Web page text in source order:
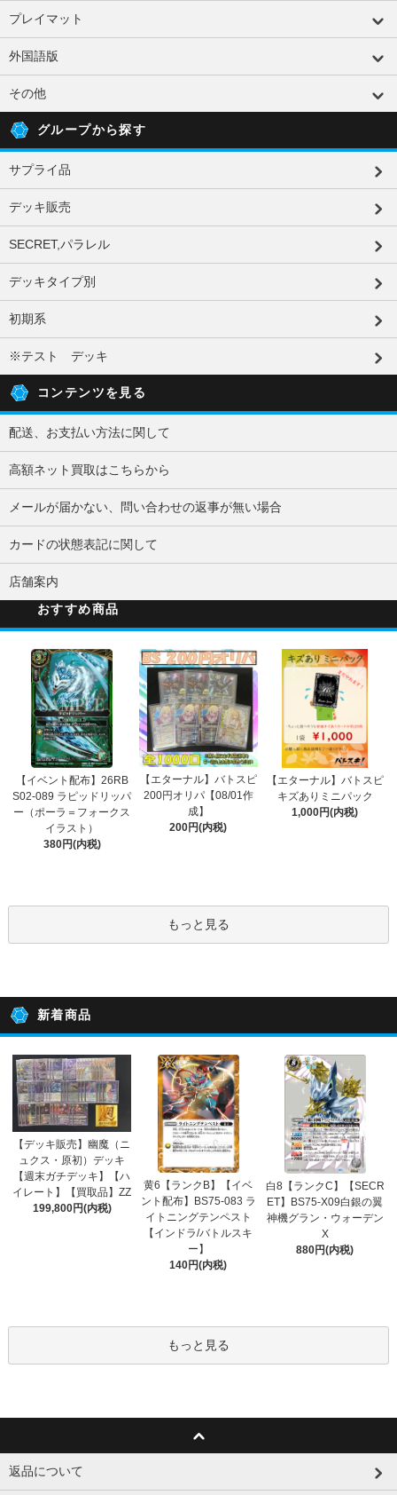
プレイマット
外国語版
その他
グループから探す
サプライ品
デッキ販売
SECRET,パラレル
デッキタイプ別
初期系
※テスト デッキ
コンテンツを見る
配送、お支払い方法に関して
高額ネット買取はこちらから
メールが届かない、問い合わせの返事が無い場合
カードの状態表記に関して
店舗案内
おすすめ商品
【イベント配布】26RB
S02-089 ラピッドリッパ
ー（ポーラ＝フォークス
イラスト）
380円(内税)
【エターナル】バトスピ
200円オリパ【08/01作
成】
200円(内税)
【エターナル】バトスピ
キズありミニパック
1,000円(内税)
もっと見る
新着商品
【デッキ販売】幽魔（ニ
ュクス・原初）デッキ
【週末ガチデッキ】【ハ
イレート】【買取品】ZZ
199,800円(内税)
黄6【ランクB】【イベ
ント配布】BS75-083 ラ
イトニングテンペスト
【インドラ/バトルスキ
ー】
140円(内税)
白8【ランクC】【SECR
ET】BS75-X09白銀の翼
神機グラン・ウォーデン
X
880円(内税)
もっと見る
返品について